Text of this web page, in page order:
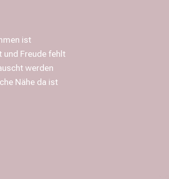
ist
und Freude fehlt
werden
Nähe da ist